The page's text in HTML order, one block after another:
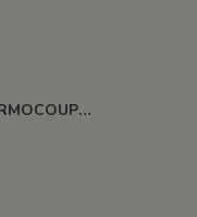
CABLE THERMOCOUPLE 1400°TYPE S LE ML